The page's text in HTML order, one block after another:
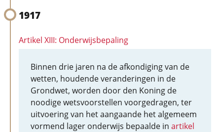
1917
Artikel XIII: Onderwijsbepaling
Binnen drie jaren na de afkondiging van de
wetten, houdende veranderingen in de
Grondwet, worden door den Koning de
noodige wetsvoorstellen voorgedragen, ter
uitvoering van het aangaande het algemeem
vormend lager onderwijs bepaalde in artikel